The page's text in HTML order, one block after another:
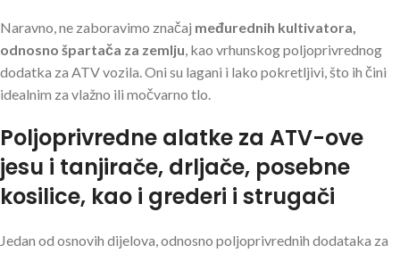
Naravno, ne zaboravimo značaj međurednih kultivatora,
odnosno špartača za zemlju, kao vrhunskog poljoprivrednog
dodatka za ATV vozila. Oni su lagani i lako pokretljivi, što ih čini
idealnim za vlažno ili močvarno tlo.
Poljoprivredne alatke za ATV-ove
jesu i tanjirače, drljače, posebne
kosilice, kao i grederi i strugači
Jedan od osnovih dijelova, odnosno poljoprivrednih dodataka za